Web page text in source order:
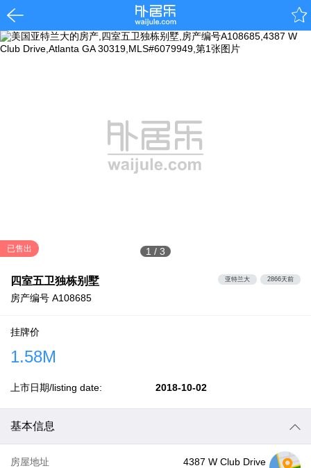
1 / 3
已售出
四室五卫独栋别墅
房产编号 A108685
亚特兰大 2866天前
挂牌价
1.58M
上市日期/listing date: 2018-10-02
基本信息
房屋地址
4387 W Club Drive